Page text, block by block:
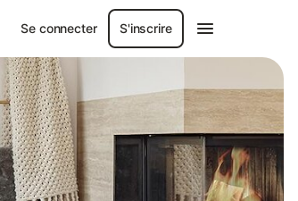
Se connecter S'inscrire